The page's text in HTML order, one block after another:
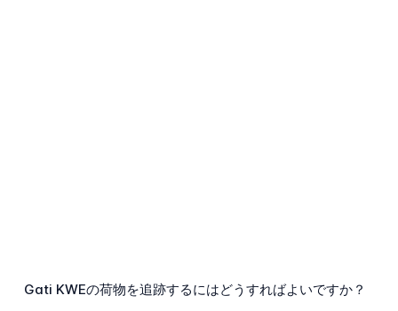
Gati KWEの荷物を追跡するにはどうすればよいですか？